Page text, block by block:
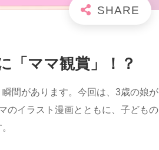
「ママ観賞」！？
間があります。今回は、3歳の娘が
のイラスト漫画とともに、子どもの